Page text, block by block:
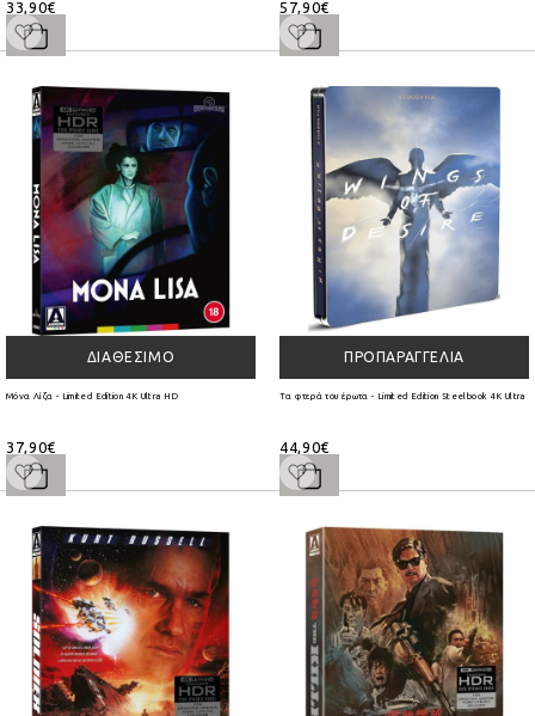
33,90€ 57,90€
ΔΙΑΘΈΣΙΜΟ
Μόνα Λίζα - Limited Edition 4K Ultra HD
37,90€
ΠΡΟΠΑΡΑΓΓΕΛΊΑ
Τα φτερά του έρωτα - Limited Edition Steelbook 4K Ultra
44,90€